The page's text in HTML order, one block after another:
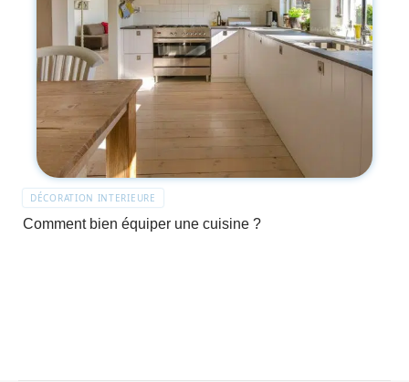
DÉCORATION INTERIEURE
Comment bien équiper une cuisine ?